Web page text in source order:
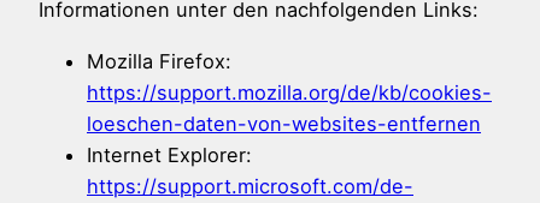
Informationen unter den nachfolgenden Links:
Mozilla Firefox:
https://support.mozilla.org/de/kb/cookies-
loeschen-daten-von-websites-entfernen
Internet Explorer:
https://support.microsoft.com/de-